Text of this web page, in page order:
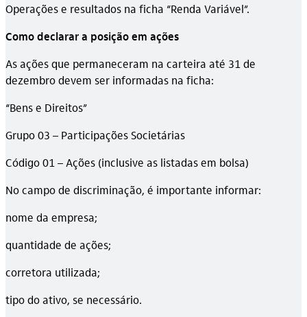
Operações e resultados na ficha “Renda Variável”.
Como declarar a posição em ações
As ações que permaneceram na carteira até 31 de
dezembro devem ser informadas na ficha:
“Bens e Direitos”
Grupo 03 – Participações Societárias
Código 01 – Ações (inclusive as listadas em bolsa)
No campo de discriminação, é importante informar:
nome da empresa;
quantidade de ações;
corretora utilizada;
tipo do ativo, se necessário.